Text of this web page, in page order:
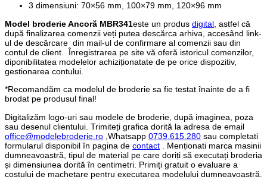
3 dimensiuni: 70×56 mm, 100×79 mm, 120×96 mm
Model broderie Ancoră MBR341este un produs digital , astfel că
după finalizarea comenzii veți putea descărca arhiva, accesând link-
ul de descărcare din mail-ul de confirmare al comenzii sau din
contul de client. Înregistrarea pe site vă oferă istoricul comenzilor,
diponibilitatea modelelor achiziționatate de pe orice dispozitiv,
gestionarea contului.
*Recomandăm ca modelul de broderie sa fie testat înainte de a fi
brodat pe produsul final!
Digitalizăm logo-uri sau modele de broderie, după imaginea, poza
sau desenul clientului. Trimiteți grafica dorită la adresa de email
office@modelebroderie.ro ,Whatsapp 0739.615.280 sau completati
formularul disponibil în pagina de contact . Menționati marca masinii
dumneavoastră, tipul de material pe care doriți să executați broderia
și dimensiunea dorită în centimetri. Primiți gratuit o evaluare a
costului de machetare pentru executarea modelului dumneavoastră.